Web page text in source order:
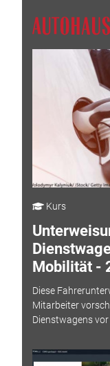
Kurs
Mobilität -
Diese
Mitarbeiter
Dienstwagens vor